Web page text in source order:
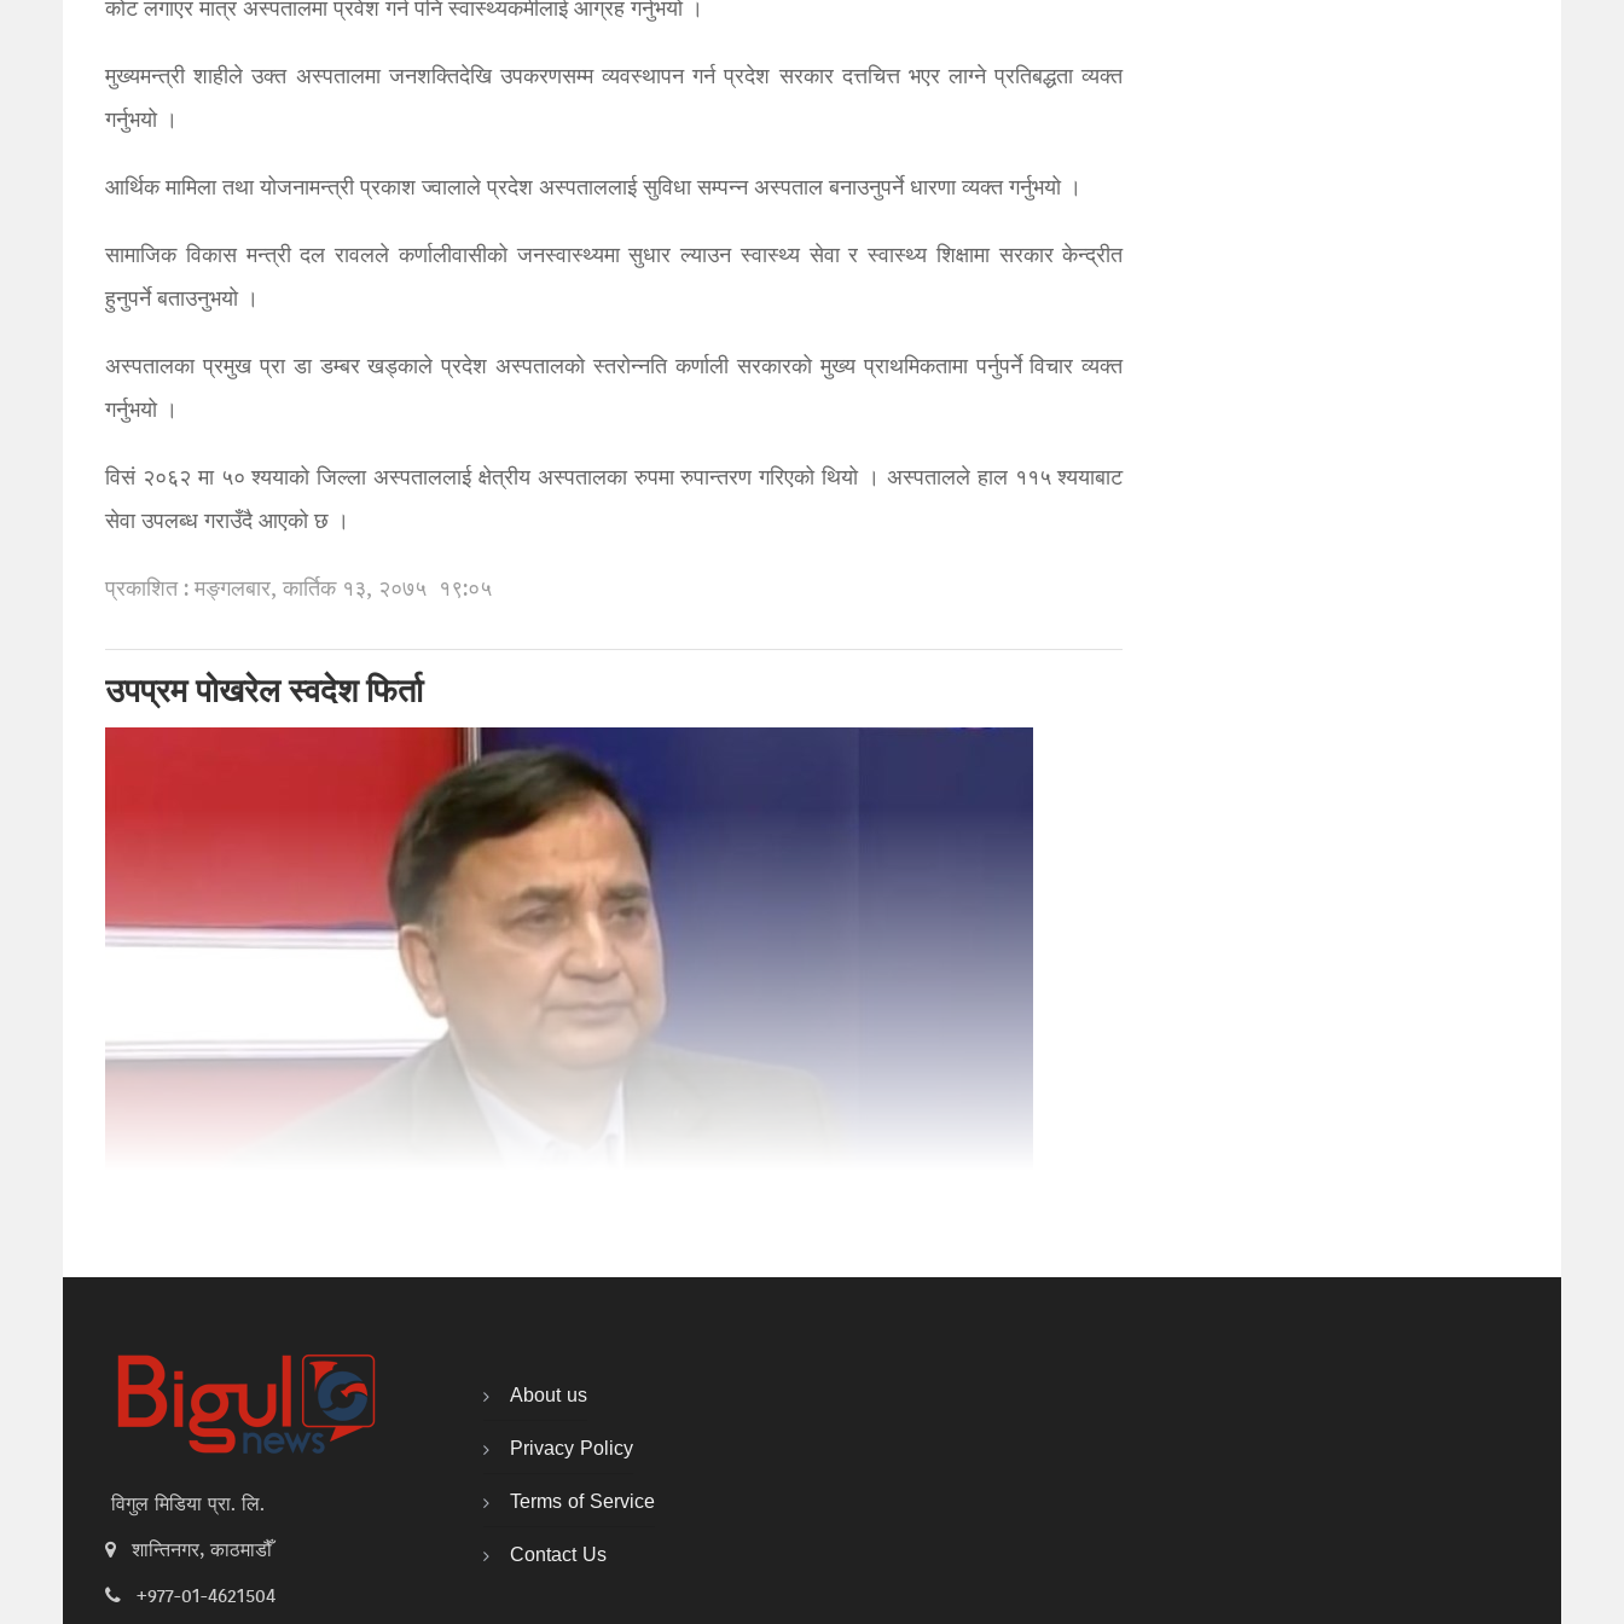
कोट लगाएर मात्र अस्पतालमा प्रवेश गर्न पनि स्वास्थ्यकर्मीलाई आग्रह गर्नुभयो ।
मुख्यमन्त्री शाहीले उक्त अस्पतालमा जनशक्तिदेखि उपकरणसम्म व्यवस्थापन गर्न प्रदेश सरकार दत्तचित्त भएर लाग्ने प्रतिबद्धता व्यक्त
गर्नुभयो ।
आर्थिक मामिला तथा योजनामन्त्री प्रकाश ज्वालाले प्रदेश अस्पताललाई सुविधा सम्पन्न अस्पताल बनाउनुपर्ने धारणा व्यक्त गर्नुभयो ।
सामाजिक विकास मन्त्री दल रावलले कर्णालीवासीको जनस्वास्थ्यमा सुधार ल्याउन स्वास्थ्य सेवा र स्वास्थ्य शिक्षामा सरकार केन्द्रीत
हुनुपर्ने बताउनुभयो ।
अस्पतालका प्रमुख प्रा डा डम्बर खड्काले प्रदेश अस्पतालको स्तरोन्नति कर्णाली सरकारको मुख्य प्राथमिकतामा पर्नुपर्ने विचार व्यक्त
गर्नुभयो ।
विसं २०६२ मा ५० श्ययाको जिल्ला अस्पताललाई क्षेत्रीय अस्पतालका रुपमा रुपान्तरण गरिएको थियो । अस्पतालले हाल ११५ श्ययाबाट
सेवा उपलब्ध गराउँदै आएको छ ।
प्रकाशित : मङ्गलबार, कार्तिक १३, २०७५ १९:०५
उपप्रम पोखरेल स्वदेश फिर्ता
विगुल मिडिया प्रा. लि.
शान्तिनगर, काठमाडौँ
+977-01-4621504
About us
Privacy Policy
Terms of Service
Contact Us